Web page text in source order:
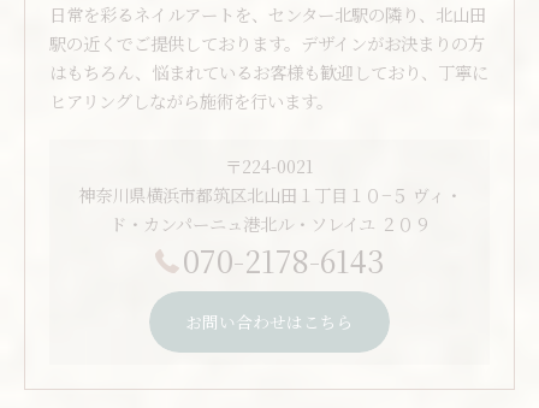
日常を彩るネイルアートを、センター北駅の隣り、北山田
駅の近くでご提供しております。デザインがお決まりの方
はもちろん、悩まれているお客様も歓迎しており、丁寧に
ヒアリングしながら施術を行います。
〒224-0021
神奈川県横浜市都筑区北山田１丁目１０−５ ヴィ・
ド・カンパーニュ港北ル・ソレイユ ２０９
070-2178-6143
お問い合わせはこちら